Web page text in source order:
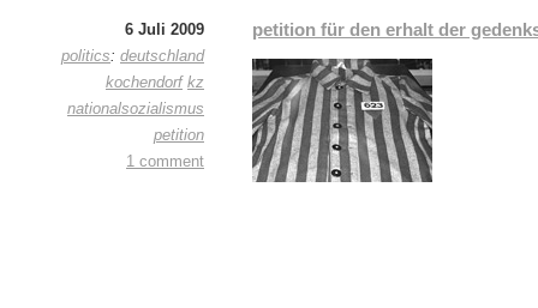
6 Juli 2009
politics: deutschland
kochendorf kz
nationalsozialismus
petition
1 comment
petition für den erhalt der